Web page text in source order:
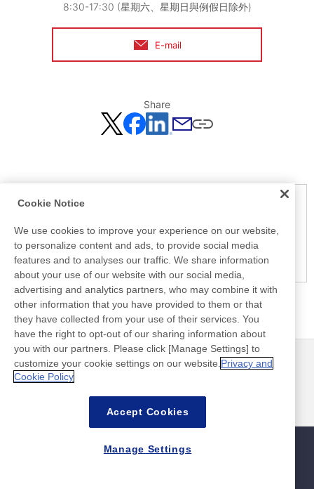
8:30-17:30 (星期六、星期日與例假日除外)
E-mail
Share
Notice
may be different from the information at other medias.
Please be forewarned.
最新消息
聯絡方式
常見問答集
網站政策
Cookie Notice
We use cookies to improve your experience on our website,
to personalize content and ads, to provide social media
features and to analyses our traffic. We share information
about your use of our website with our social media,
advertising and analytics partners, who may combine it with
other information that you have provided to them or that
they have collected from your use of their services. You
have the right to opt-out of our sharing information about
you with our partners. Please click [Manage Settings] to
customize your cookie settings on our website. Privacy and
Cookie Policy
Accept Cookies
Manage Settings